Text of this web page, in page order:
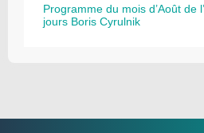
Programme du mois d’Août de
jours Boris Cyrulnik